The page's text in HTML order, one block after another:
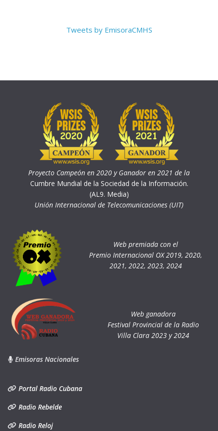
Tweets by EmisoraCMHS
Proyecto Campeón en 2020 y Ganador en 2021 de la
Cumbre Mundial de la Sociedad de la Información.
(AL9. Media)
Unión Internacional de Telecomunicaciones (UIT)
Web premiada con el
Premio Internacional OX 2019, 2020,
2021, 2022, 2023, 2024
Web ganadora
Festival Provincial de la Radio
Villa Clara 2023 y 2024
Emisoras Nacionales
Portal Radio Cubana
Radio Rebelde
Radio Reloj